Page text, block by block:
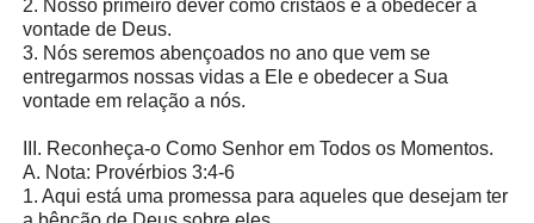
2. Nosso primeiro dever como cristãos é a obedecer à
vontade de Deus.
3. Nós seremos abençoados no ano que vem se
entregarmos nossas vidas a Ele e obedecer a Sua
vontade em relação a nós.
III. Reconheça-o Como Senhor em Todos os Momentos.
A. Nota: Provérbios 3:4-6
1. Aqui está uma promessa para aqueles que desejam ter